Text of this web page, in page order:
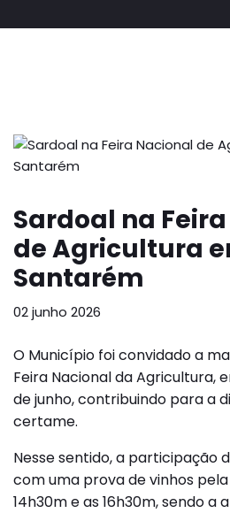
Sardoal na
de Agricultura
Santarém
02 junho 2026
O Município foi convidado a
Feira Nacional da Agricultura,
de junho, contribuindo para a
certame.
Nesse sentido, a participação
com uma prova de vinhos
14h30m e as 16h30m, sendo a